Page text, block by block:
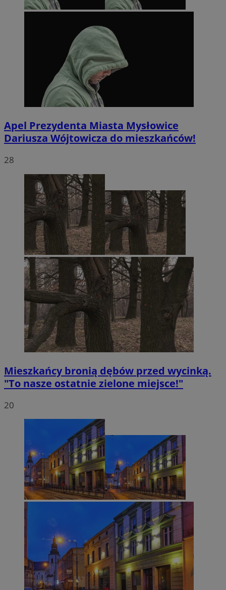
Apel Prezydenta Miasta Mysłowice
Dariusza Wójtowicza do mieszkańców!
28
Mieszkańcy bronią dębów przed wycinką.
"To nasze ostatnie zielone miejsce!"
20